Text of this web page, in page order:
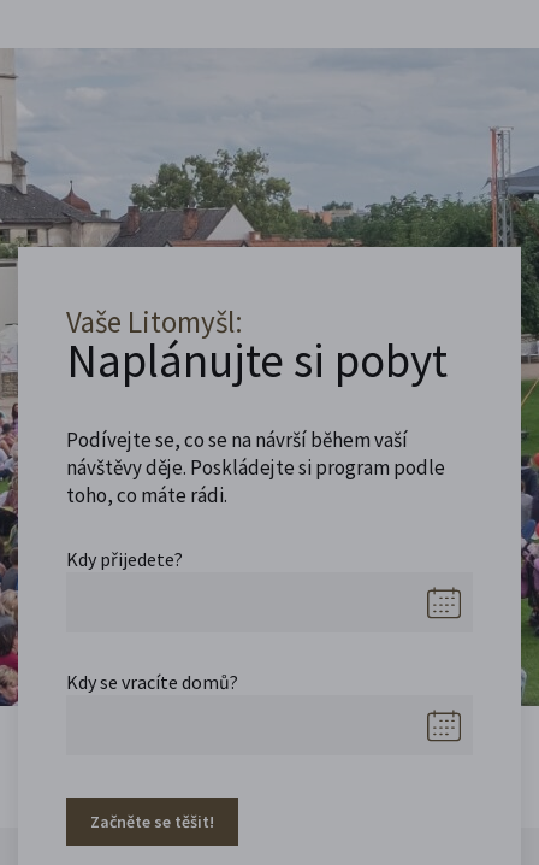
Vaše Litomyšl:
Naplánujte si pobyt
Podívejte se, co se na návrší během vaší
návštěvy děje. Poskládejte si program podle
toho, co máte rádi.
Kdy přijedete?
Kdy se vracíte domů?
Začněte se těšit!